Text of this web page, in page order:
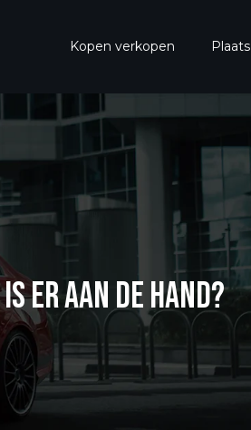
Kopen verkopen Plaats
ER AAN DE HAND?